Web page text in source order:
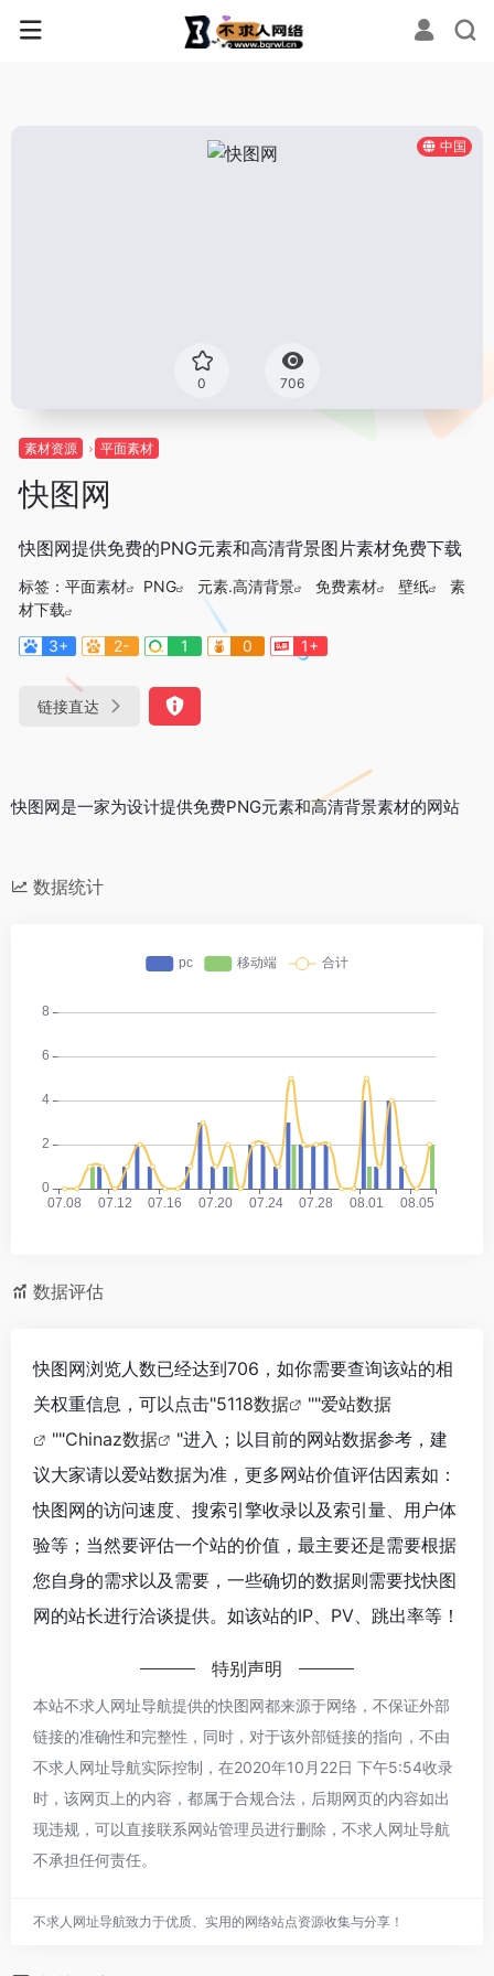
中国
0 706
素材资源 平面素材
快图网
快图网提供免费的PNG元素和高清背景图片素材免费下载
标签： 平面素材 PNG 元素.高清背景 免费素材 壁纸
素
材下载
3+
2- 1 0 1+
链接直达
快图网是一家为设计提供免费PNG元素和高清背景素材的网站
数据统计
数据评估
快图网浏览人数已经达到706，如你需要查询该站的相
关权重信息，可以点击"5118数据 ""爱站数据
""Chinaz数据
"进入；以目前的网站数据参考，建
议大家请以爱站数据为准，更多网站价值评估因素如：
快图网的访问速度、搜索引擎收录以及索引量、用户体
验等；当然要评估一个站的价值，最主要还是需要根据
您自身的需求以及需要，一些确切的数据则需要找快图
网的站长进行洽谈提供。如该站的IP、PV、跳出率等！
特别声明
本站不求人网址导航提供的快图网都来源于网络，不保证外部
链接的准确性和完整性，同时，对于该外部链接的指向，不由
不求人网址导航实际控制，在2020年10月22日 下午5:54收录
时，该网页上的内容，都属于合规合法，后期网页的内容如出
现违规，可以直接联系网站管理员进行删除，不求人网址导航
不承担任何责任。
不求人网址导航致力于优质、实用的网络站点资源收集与分享！